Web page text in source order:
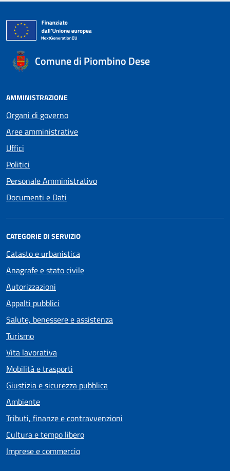
Comune di Piombino Dese
AMMINISTRAZIONE
Organi di governo
Aree amministrative
Uffici
Politici
Personale Amministrativo
Documenti e Dati
CATEGORIE DI SERVIZIO
Catasto e urbanistica
Anagrafe e stato civile
Autorizzazioni
Appalti pubblici
Salute, benessere e assistenza
Turismo
Vita lavorativa
Mobilità e trasporti
Giustizia e sicurezza pubblica
Ambiente
Tributi, finanze e contravvenzioni
Cultura e tempo libero
Imprese e commercio